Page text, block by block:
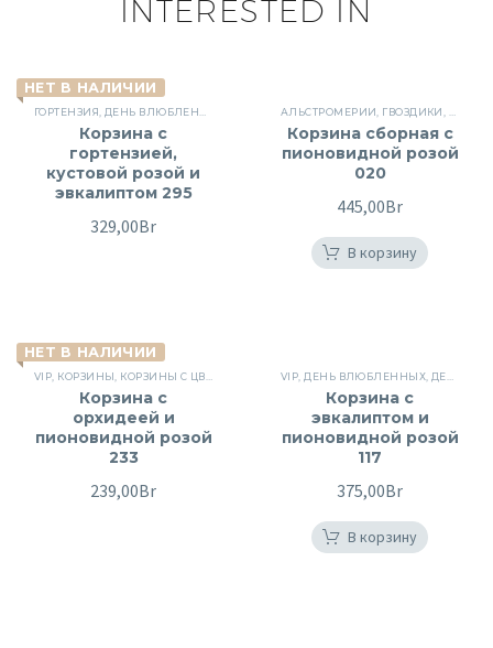
INTERESTED IN
НЕТ В НАЛИЧИИ
ГОРТЕНЗИЯ, ДЕНЬ ВЛЮБЛЕННЫХ КОРЗИНЫ,КОРЗИНЫ,КОРЗИНЫ С ЦВЕТАМИ
Корзина с
гортензией,
кустовой розой и
эвкалиптом 295
329,00Br
АЛЬСТРОМЕРИИ, ГВОЗДИКИ ,
Корзина сборная с
пионовидной розой
020
445,00Br
В корзину
НЕТ В НАЛИЧИИ
VIP, КОРЗИНЫ, КОРЗИНЫ С ЦВЕТАМИ ОРХИДЕИ, ПИОНОВИДНЫЕ РОЗЫ,ПОВОД
Корзина с
орхидеей и
пионовидной розой
233
239,00Br
VIP,ДЕНЬ ВЛЮБЛЕННЫХ, ДЕНЬ РОЖДЕНИЯ
Корзина с
эвкалиптом и
пионовидной розой
117
375,00Br
В корзину